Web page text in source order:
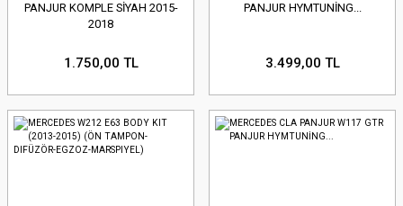
PANJUR KOMPLE SİYAH 2015-
2018
1.750,00 TL
PANJUR HYMTUNİNG...
3.499,00 TL